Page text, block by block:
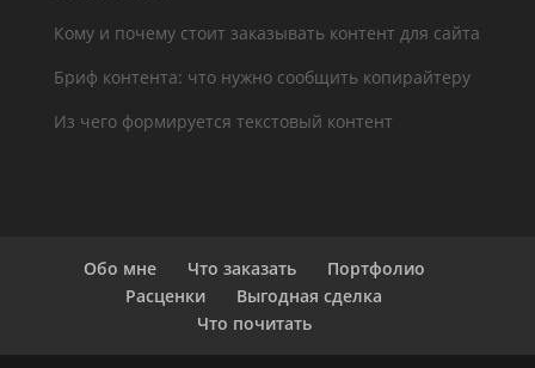
Кому и почему стоит заказывать контент для сайта
Бриф контента: что нужно сообщить копирайтеру
Из чего формируется текстовый контент
Обо мне Что заказать
Портфолио
Расценки
Выгодная сделка
Что почитать